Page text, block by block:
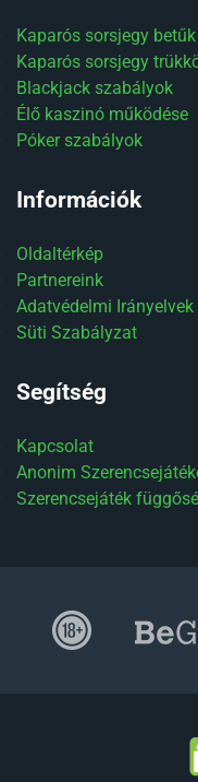
Kaparós sorsjegy
Kaparós sorsjegy
Blackjack szabályok
Élő kaszinó működése
Póker szabályok
Információk
Oldaltérkép
Partnereink
Adatvédelmi Irányelvek
Süti Szabályzat
Segítség
Kapcsolat
Anonim
Szerencsejáték